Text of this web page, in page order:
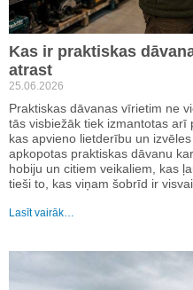
Kas ir praktiskas
atrast
25.06.2026
Praktiskas dāvanas vīrietim ne
tās visbiežāk tiek izmantotas arī
kas apvieno lietderību un
apkopotas praktiskas dāvanu
hobiju un citiem veikaliem, kas
tieši to, kas viņam šobrīd ir
Lasīt vairāk…